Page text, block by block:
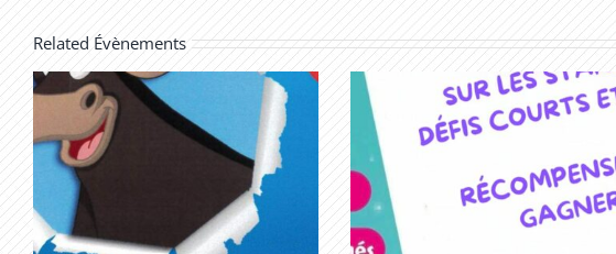
Related Évènements